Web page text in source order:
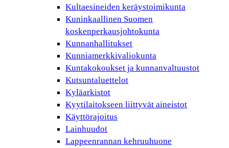
Kultaesineiden keräystoimikunta
Kuninkaallinen Suomen
koskenperkausjohtokunta
Kunnanhallitukset
Kunniamerkkivaliokunta
Kuntakokoukset ja kunnanvaltuustot
Kutsuntaluettelot
Kyläarkistot
Kyytilaitokseen liittyvät aineistot
Käyttörajoitus
Lainhuudot
Lappeenrannan kehruuhuone